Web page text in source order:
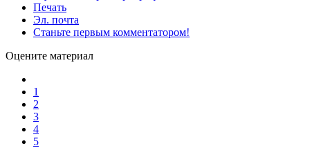
Печать
Эл. почта
Станьте первым комментатором!
Оцените материал
1
2
3
4
5